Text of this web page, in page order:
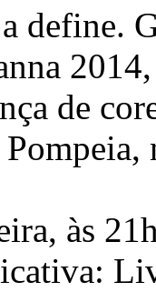
define.
de
às